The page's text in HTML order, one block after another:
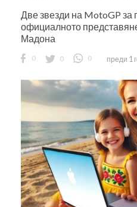
Две звезди на MotoGP за
официалното
Мадона
0 0 0 преди 1